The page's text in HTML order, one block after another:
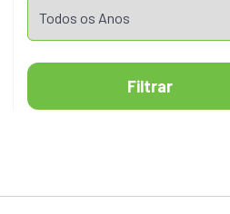
Filtrar